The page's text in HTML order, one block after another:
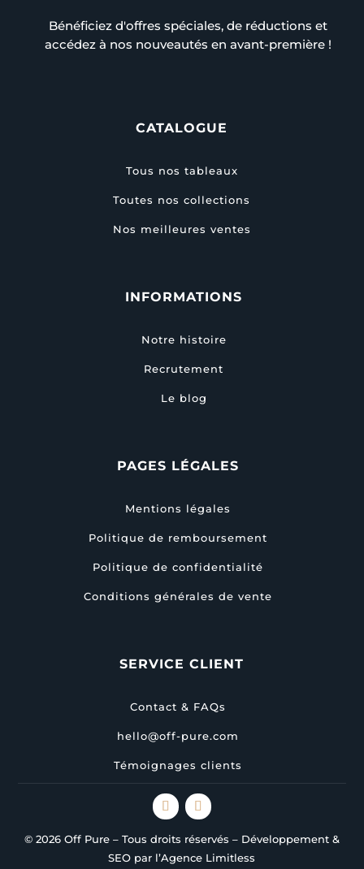
Bénéficiez d'offres spéciales, de réductions et
accédez à nos nouveautés en avant-première !
CATALOGUE
Tous nos tableaux
Toutes nos collections
Nos meilleures ventes
INFORMATIONS
Notre histoire
Recrutement
Le blog
PAGES LÉGALES
Mentions légales
Politique de remboursement
Politique de confidentialité
Conditions générales de vente
SERVICE CLIENT
Contact & FAQs
hello@off-pure.com
Témoignages clients
© 2026 Off Pure – Tous droits réservés – Développement &
SEO par l’Agence Limitless